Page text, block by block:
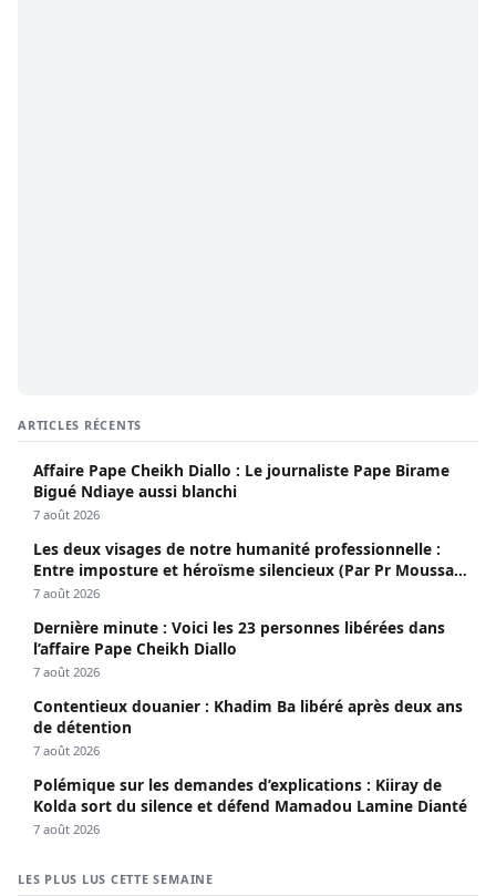
ARTICLES RÉCENTS
Affaire Pape Cheikh Diallo : Le journaliste Pape Birame
Bigué Ndiaye aussi blanchi
7 août 2026
Les deux visages de notre humanité professionnelle :
Entre imposture et héroïsme silencieux (Par Pr Moussa
Seydi)
7 août 2026
Dernière minute : Voici les 23 personnes libérées dans
l’affaire Pape Cheikh Diallo
7 août 2026
Contentieux douanier : Khadim Ba libéré après deux ans
de détention
7 août 2026
Polémique sur les demandes d’explications : Kiiray de
Kolda sort du silence et défend Mamadou Lamine Dianté
7 août 2026
LES PLUS LUS CETTE SEMAINE